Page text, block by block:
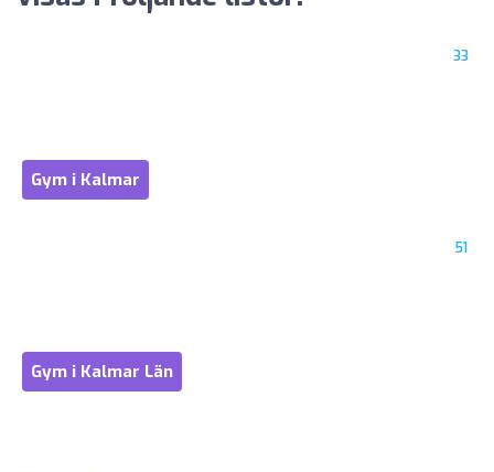
33
Gym i Kalmar
51
Gym i Kalmar Län